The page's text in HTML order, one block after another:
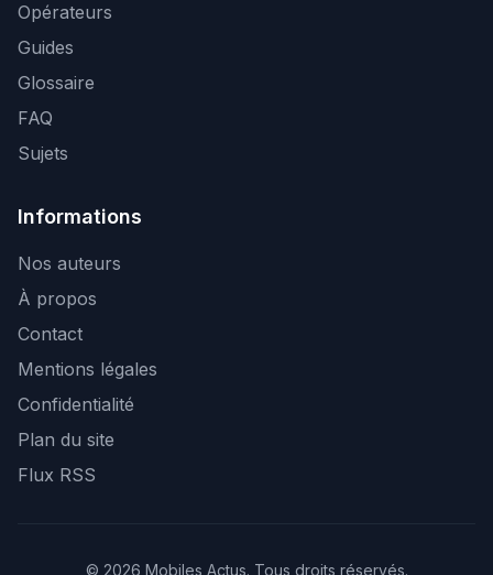
Opérateurs
Guides
Glossaire
FAQ
Sujets
Informations
Nos auteurs
À propos
Contact
Mentions légales
Confidentialité
Plan du site
Flux RSS
© 2026 Mobiles Actus. Tous droits réservés.